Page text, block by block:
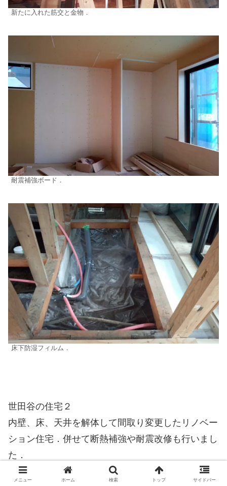
新たに入れた筋交と金物．
耐震補強ボード．
床下防湿フィルム．
世田谷の住宅２
内壁、床、天井を解体して間取り変更したリノベー
ション住宅．併せて断熱補強や耐震改修も行いまし
た．
建 設 地：東京都世田谷区
メニュー ホーム 検索 トップ サイドバー